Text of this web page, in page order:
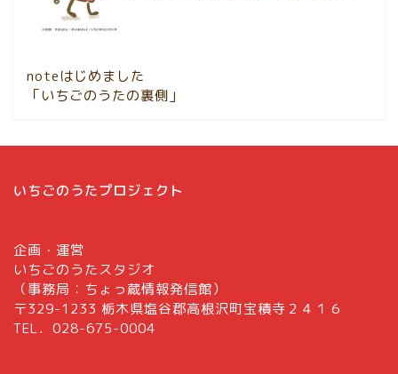
noteはじめました
「いちごのうたの裏側」
いちごのうたプロジェクト
企画・運営
いちごのうたスタジオ
（事務局：ちょっ蔵情報発信館）
〒329-1233 栃木県塩谷郡高根沢町宝積寺２４１６
TEL．028-675-0004